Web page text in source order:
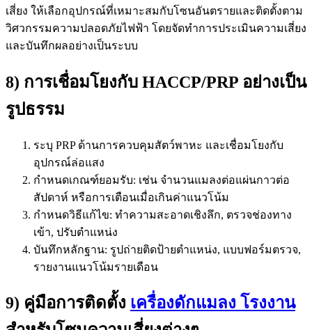
เสี่ยง ให้เลือกอุปกรณ์ที่เหมาะสมกับโซนอันตรายและติดตั้งตาม
วิศวกรรมความปลอดภัยไฟฟ้า โดยจัดทำการประเมินความเสี่ยง
และบันทึกผลอย่างเป็นระบบ
8) การเชื่อมโยงกับ HACCP/PRP อย่างเป็น
รูปธรรม
ระบุ PRP ด้านการควบคุมสัตว์พาหะ และเชื่อมโยงกับ
อุปกรณ์ล่อแสง
กำหนดเกณฑ์ยอมรับ: เช่น จำนวนแมลงต่อแผ่นกาวต่อ
สัปดาห์ หรือการเตือนเมื่อเกินค่าแนวโน้ม
กำหนดวิธีแก้ไข: ทำความสะอาดเชิงลึก, ตรวจช่องทาง
เข้า, ปรับตำแหน่ง
บันทึกหลักฐาน: รูปถ่ายติดป้ายตำแหน่ง, แบบฟอร์มตรวจ,
รายงานแนวโน้มรายเดือน
9) คู่มือการติดตั้ง เครื่องดักแมลง โรงงาน